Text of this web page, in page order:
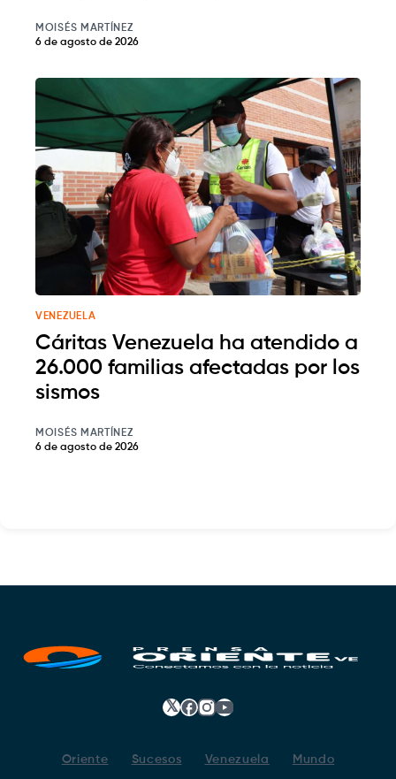
MOISÉS MARTÍNEZ
6 de agosto de 2026
VENEZUELA
Cáritas Venezuela ha atendido a
26.000 familias afectadas por los
sismos
MOISÉS MARTÍNEZ
6 de agosto de 2026
𝕏 Facebook
Instagram
YouTube
Oriente Sucesos Venezuela Mundo